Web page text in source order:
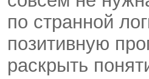
по странной
позитивную
раскрыть